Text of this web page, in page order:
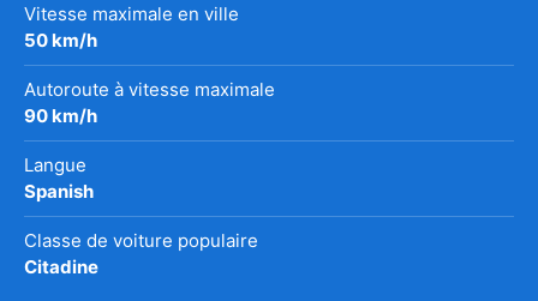
Vitesse maximale en ville
50 km/h
Autoroute à vitesse maximale
90 km/h
Langue
Spanish
Classe de voiture populaire
Citadine